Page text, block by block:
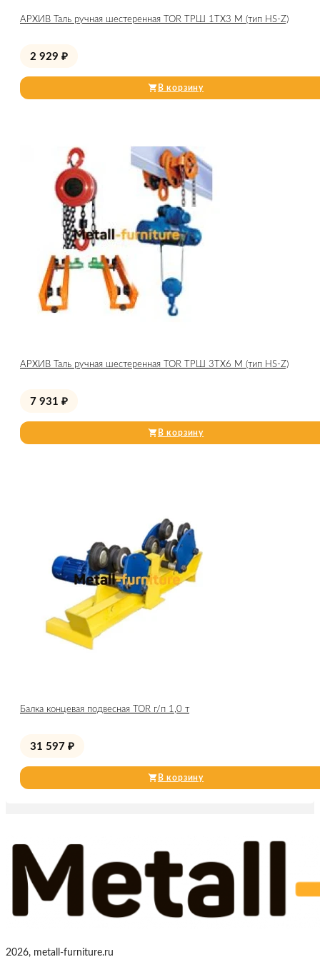
АРХИВ Таль ручная шестеренная TOR ТРШ 1ТХ3 М (тип HS-Z)
2 929 ₽
В корзину
АРХИВ Таль ручная шестеренная TOR ТРШ 3ТХ6 М (тип HS-Z)
7 931 ₽
В корзину
Балка концевая подвесная TOR г/п 1,0 т
31 597 ₽
В корзину
2026, metall-furniture.ru